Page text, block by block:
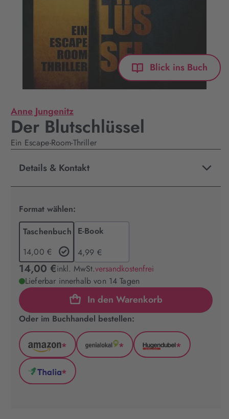
Blick ins Buch
Anne Jungenitz
Der Blutschlüssel
Ein Escape-Room-Thriller
Details & Kontakt
Format wählen:
Taschenbuch
14,00 €
E-Book
4,99 €
14,00 €inkl. MwSt.versandkostenfrei
Lieferbar innerhalb von 14 Tagen
In den Warenkorb
Oder im Buchhandel bestellen:
Amazon
(wird
in
neuem
*
GenialLokal
*
Hugendubel
*
Thalia
*